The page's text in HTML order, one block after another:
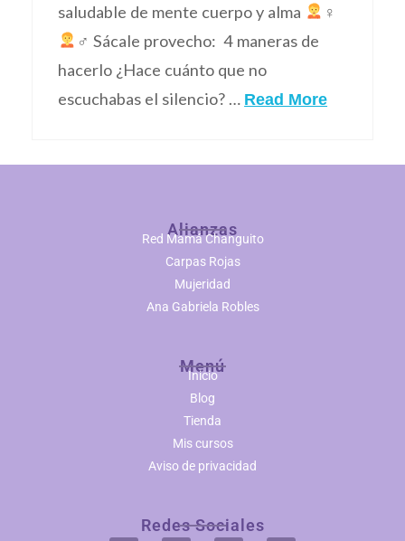
saludable de mente cuerpo y alma
‍♀
‍♂ Sácale provecho: 4 maneras de
hacerlo ¿Hace cuánto que no
escuchabas el silencio? … Read More
Alianzas
Red Mamá Changuito
Carpas Rojas
Mujeridad
Ana Gabriela Robles
Menú
Inicio
Blog
Tienda
Mis cursos
Aviso de privacidad
Redes Sociales